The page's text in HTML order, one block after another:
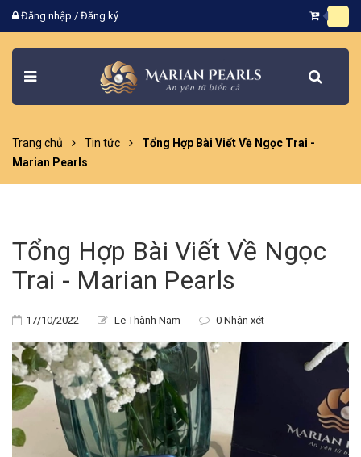
Đăng nhập / Đăng ký
Trang chủ Tin tức
Tổng Hợp Bài Viết Về Ngọc Trai -
Marian Pearls
Tổng Hợp Bài Viết Về Ngọc
Trai - Marian Pearls
17/10/2022 Le Thành Nam 0 Nhận xét